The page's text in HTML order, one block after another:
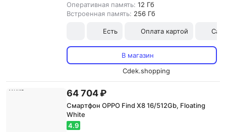
Оперативная память: 12 Гб
Встроенная память: 256 Гб
Есть Оплата картой
В магазин
Cdek.shopping
64 704 ₽
Смартфон OPPO Find X8 16/512Gb, Floating
White
4.9